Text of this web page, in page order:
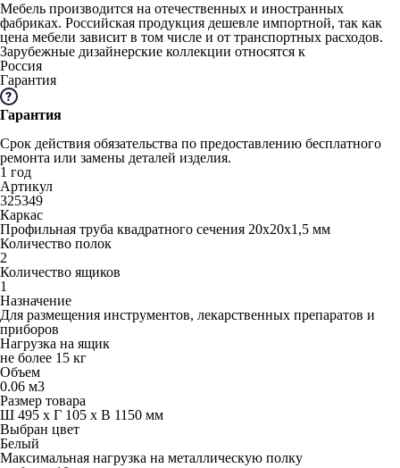
Мебель производится на отечественных и иностранных
фабриках. Российская продукция дешевле импортной, так как
цена мебели зависит в том числе и от транспортных расходов.
Зарубежные дизайнерские коллекции относятся к
Россия
Гарантия
Гарантия
Срок действия обязательства по предоставлению бесплатного
ремонта или замены деталей изделия.
1 год
Артикул
325349
Каркас
Профильная труба квадратного сечения 20х20х1,5 мм
Количество полок
2
Количество ящиков
1
Назначение
Для размещения инструментов, лекарственных препаратов и
приборов
Нагрузка на ящик
не более 15 кг
Объем
0.06 м3
Размер товара
Ш 495 x Г 105 x В 1150 мм
Выбран цвет
Белый
Максимальная нагрузка на металлическую полку